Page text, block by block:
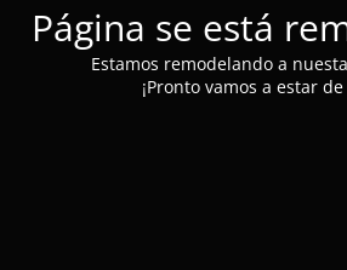
Página se está
Estamos remodelando a
¡Pronto vamos a estar